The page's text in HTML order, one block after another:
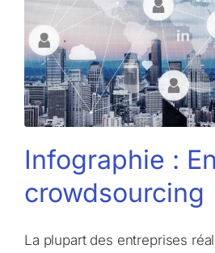
Infographie :
crowdsourcing
La plupart des entreprises